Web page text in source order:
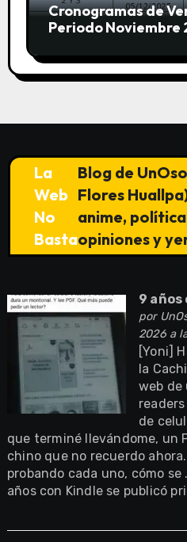
Cronogramas de
Periodo Noviembre
La
Web
No
Basta
Blog de
Flores
anime,
opiniones y
9 años
por
2026 a
[Yoni]
la
web de
de
que terminé llevándome, un
chino que no recuerdo
probando cada uno, cómo
años con Kindle se publicó